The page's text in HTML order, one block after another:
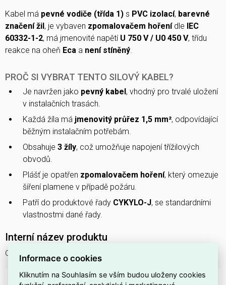
Kabel má pevné vodiče (třída 1) s PVC izolací, barevné
značení žil , je vybaven zpomalovačem hořenídle
IEC
60332-1-2, má jmenovité napětí U 750 V / U0 450 V, třídu
reakce na oheň Eca a není stíněný.
PROČ SI VYBRAT TENTO SILOVÝ KABEL?
Je navržen jako pevný kabel , vhodný pro trvalé uložení
v instalačních trasách.
Každá žíla má jmenovitý průřez 1,5 mm², odpovídající
běžným instalačním potřebám.
Obsahuje 3 žíly, což umožňuje napojení třížilových
obvodů.
Plášť je opatřen zpomalovačem hoření, který omezuje
šíření plamene v případě požáru.
Patří do produktové řady CYKYLO-J, se standardními
vlastnostmi dané řady.
Interní název produktu
CYKYLO-J 3 X 1,5 KRUH100
DOSTUPNOST NA PRODEJNÁCH
Informace o cookies
Kliknutím na Souhlasím se vším budou uloženy cookies